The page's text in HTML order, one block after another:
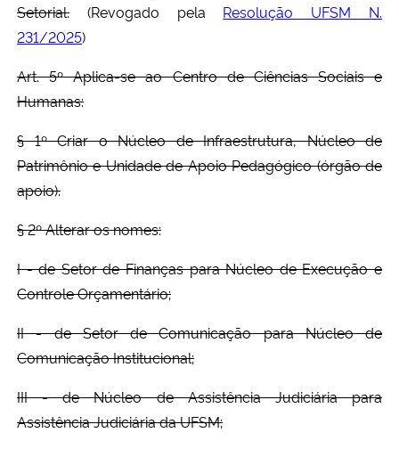
Setorial. (Revogado pela Resolução UFSM N.
231/2025)
Art. 5º Aplica-se ao Centro de Ciências Sociais e
Humanas:
§ 1º Criar o Núcleo de Infraestrutura, Núcleo de
Patrimônio e Unidade de Apoio Pedagógico (órgão de
apoio).
§ 2º Alterar os nomes:
I - de Setor de Finanças para Núcleo de Execução e
Controle Orçamentário;
II - de Setor de Comunicação para Núcleo de
Comunicação Institucional;
III - de Núcleo de Assistência Judiciária para
Assistência Judiciária da UFSM;